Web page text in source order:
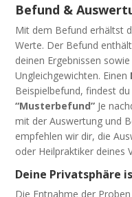
Befund &
Mit dem Befund erhältst
Werte. Der Befund
deinen Ergebnissen
Ungleichgewichten. Einen
Beispielbefund, findest
“Musterbefund” Je
mit der Auswertung und
empfehlen wir dir, die
oder Heilpraktiker deines
Deine Privatsphäre
Die Entnahme der